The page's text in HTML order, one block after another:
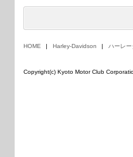
HOME Harley-Davidson ハーレ
Copyright(c) Kyoto Motor Club